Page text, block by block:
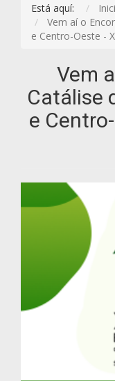
Está aquí:
Vem aí o
e Centro-Oeste -
Vem
Catálise
e